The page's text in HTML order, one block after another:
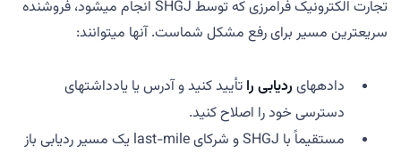
تجارت الکترونیک فرامرزی که توسط SHGJ انجام میشود، فروشنده
سریعترین مسیر برای رفع مشکل شماست. آنها میتوانند:
دادههای ردیابی را تأیید کنید و آدرس یا یادداشتهای
دسترسی خود را اصلاح کنید.
مستقیماً با SHGJ و شرکای last-mile یک مسیر ردیابی باز